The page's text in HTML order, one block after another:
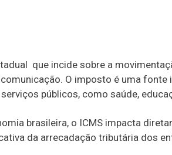
que incide sobre a
O imposto é uma
públicos, como saúde,
brasileira, o ICMS impacta
da arrecadação tributária dos